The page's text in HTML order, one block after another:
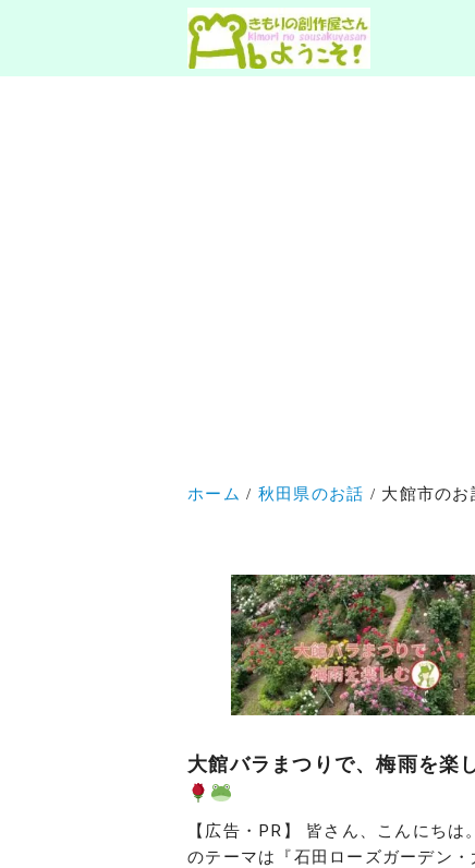
ホーム 秋田県のお話 大館市のお
大館バラまつりで、梅雨を楽
【広告・PR】 皆さん、こんにちは
のテーマは『石田ローズガーデン・